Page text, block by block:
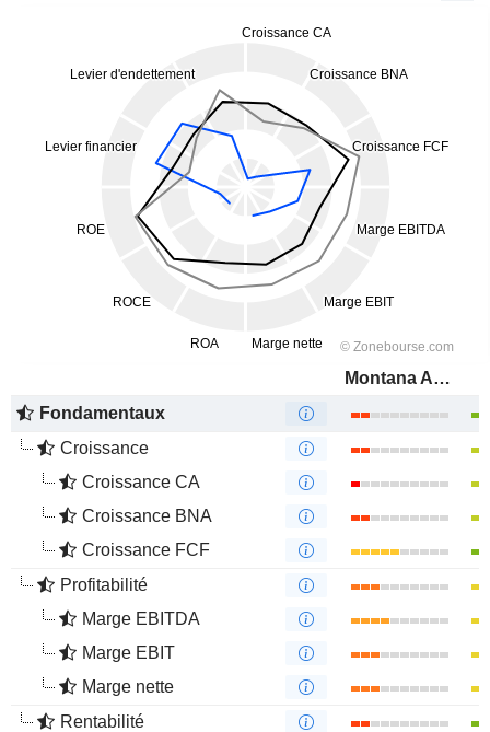
Montana Aerospace AG
Fondamentaux
Croissance
Croissance CA
Croissance BNA
Croissance FCF
Profitabilité
Marge EBITDA
Marge EBIT
Marge nette
Rentabilité